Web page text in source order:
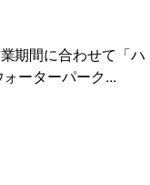
期間に合わせて「ハ
ーターパーク...